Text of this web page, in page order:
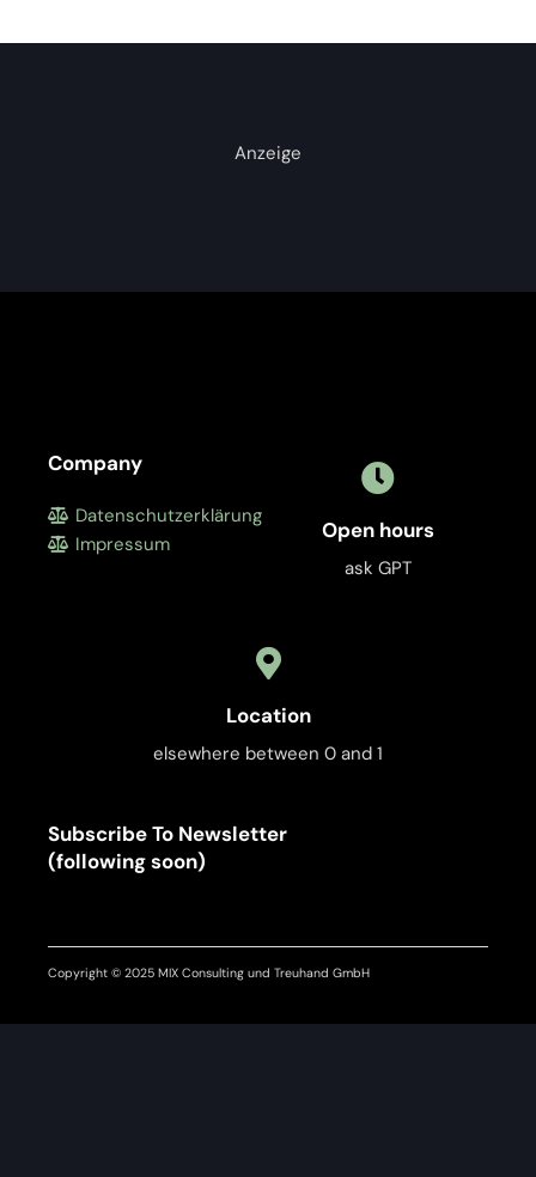
Anzeige
Company
Datenschutzerklärung
Impressum
Open hours
ask GPT
Location
elsewhere between 0 and 1
Subscribe To Newsletter
(following soon)
Copyright © 2025 MIX Consulting und Treuhand GmbH